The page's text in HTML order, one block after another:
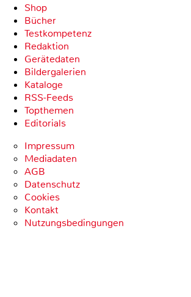
Shop
Bücher
Testkompetenz
Redaktion
Gerätedaten
Bildergalerien
Kataloge
RSS-Feeds
Topthemen
Editorials
Impressum
Mediadaten
AGB
Datenschutz
Cookies
Kontakt
Nutzungsbedingungen